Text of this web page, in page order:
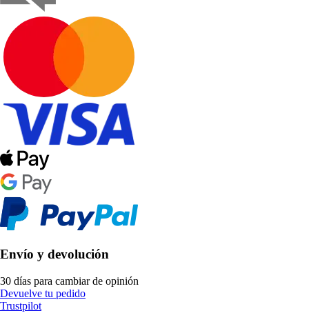
Envío y devolución
30 días para cambiar de opinión
Devuelve tu pedido
Trustpilot